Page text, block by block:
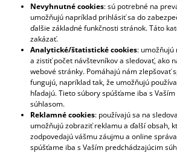
Nevyhnutné cookies: sú potrebné na
umožňujú napríklad prihlásiť sa do
ďalšie základné funkčnosti stránok. Táto
zakázať.
Analytické/štatistické cookies:
a zistiť počet návštevníkov a sledovať, ako
webové stránky. Pomáhajú nám zlepšovať
fungujú, napríklad tak, že umožňujú
hľadajú. Tieto súbory spúšťame iba s
súhlasom.
Reklamné cookies: používajú sa na
umožňujú zobraziť reklamu a ďalší obsah,
zodpovedajú vášmu záujmu a online
spúšťame iba s Vaším predchádzajúcim